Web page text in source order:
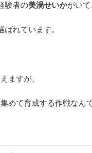
験者の美渦せいかがいて
れています。
ますが、
めて育成する作戦なん